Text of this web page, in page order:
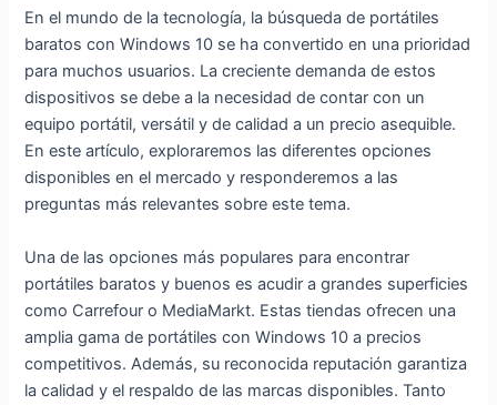
En el mundo de la tecnología, la búsqueda de portátiles
baratos con Windows 10 se ha convertido en una prioridad
para muchos usuarios. La creciente demanda de estos
dispositivos se debe a la necesidad de contar con un
equipo portátil, versátil y de calidad a un precio asequible.
En este artículo, exploraremos las diferentes opciones
disponibles en el mercado y responderemos a las
preguntas más relevantes sobre este tema.
Una de las opciones más populares para encontrar
portátiles baratos y buenos es acudir a grandes superficies
como Carrefour o MediaMarkt. Estas tiendas ofrecen una
amplia gama de portátiles con Windows 10 a precios
competitivos. Además, su reconocida reputación garantiza
la calidad y el respaldo de las marcas disponibles. Tanto